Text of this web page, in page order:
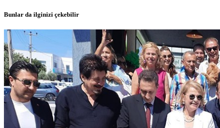
Bunlar da ilginizi çekebilir